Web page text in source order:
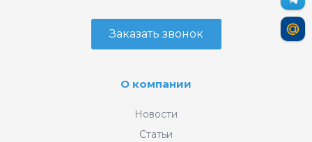
Заказать звонок
О компании
Новости
Статьи